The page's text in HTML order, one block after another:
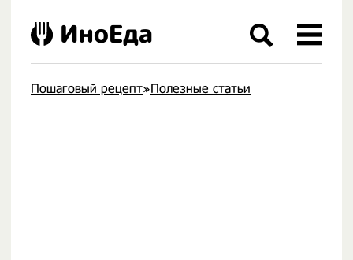
Пошаговый рецепт»Полезные статьи
ИноЕда